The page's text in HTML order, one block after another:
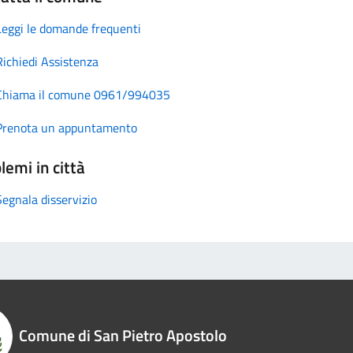
le domande frequenti
Assistenza
il comune 0961/994035
un appuntamento
in città
disservizio
Comune di San Pietro Apostolo